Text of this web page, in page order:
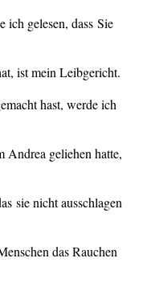
ich gelesen, dass Sie
ist mein Leibgericht.
hast, werde ich
Andrea geliehen hatte,
sie nicht ausschlagen
das Rauchen